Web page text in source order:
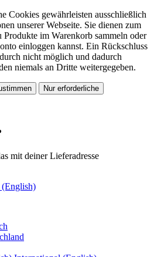
Cookies gewährleisten ausschließlich
unserer Webseite. Sie dienen zum
Produkte im Warenkorb sammeln oder
einloggen kannst. Ein Rückschluss
nicht möglich und dadurch
niemals an Dritte weitergegeben.
Nur erforderliche
mit deiner Lieferadresse
(English)